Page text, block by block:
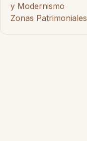
y Modernismo
Zonas Patrimoniales